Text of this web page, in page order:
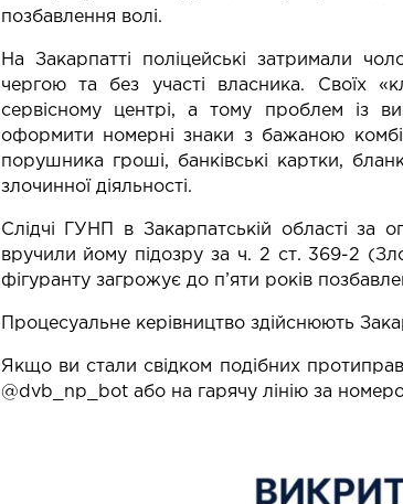
позбавлення волі.
На Закарпатті поліцейські затримали
чергою та без участі власника. Своїх
сервісному центрі, а тому проблем із
оформити номерні знаки з бажаною
порушника гроші, банківські картки,
злочинної діяльності.
Слідчі ГУНП в Закарпатській області за
вручили йому підозру за ч. 2 ст. 369-2
фігуранту загрожує до п’яти років
Процесуальне керівництво здійснюють
Якщо ви стали свідком подібних
@dvb_np_bot або на гарячу лінію за